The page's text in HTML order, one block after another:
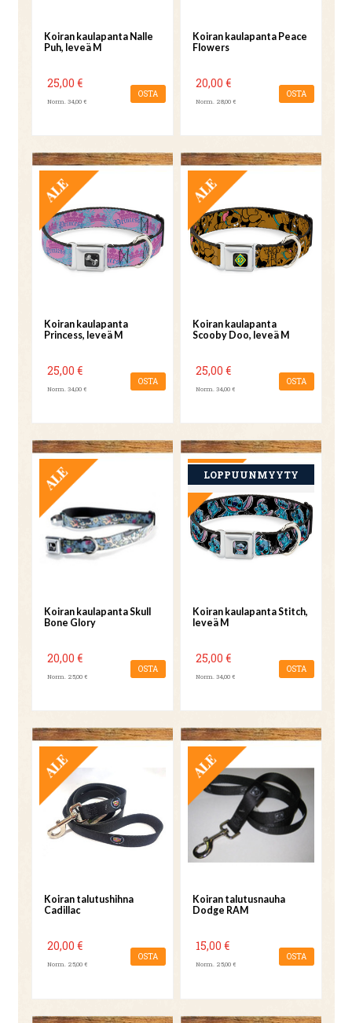
Koiran kaulapanta Nalle
Puh, leveä M
25,00 €
Norm. 34,00 €
OSTA
Koiran kaulapanta Peace
Flowers
20,00 €
Norm. 28,00 €
OSTA
TARJOUS
Koiran kaulapanta
Princess, leveä M
25,00 €
Norm. 34,00 €
OSTA
TARJOUS
Koiran kaulapanta
Scooby Doo, leveä M
25,00 €
Norm. 34,00 €
OSTA
TARJOUS
Koiran kaulapanta Skull
Bone Glory
20,00 €
Norm. 25,00 €
OSTA
Koiran kaulapanta Stitch,
leveä M
25,00 €
Norm. 34,00 €
OSTA
TARJOUS
Koiran talutushihna
Cadillac
20,00 €
Norm. 25,00 €
OSTA
TARJOUS
Koiran talutusnauha
Dodge RAM
15,00 €
Norm. 25,00 €
OSTA